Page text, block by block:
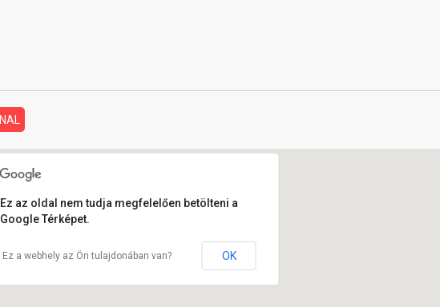
Ez az oldal nem tudja megfelelően betölteni a
Google Térképet.
Ez a webhely az Ön tulajdonában van? OK